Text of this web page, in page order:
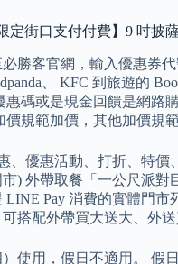
定街口支付付費】9 吋披
勝客官網，輸入優惠券
、 KFC 到旅遊的
碼或是現金回饋是網路
規範加價，其他加價規
、優惠活動、打折、特
) 外帶取餐「一公尺派
Pay 消費的實體門
搭配外帶買大送大、外送
）使用，假日不適用。